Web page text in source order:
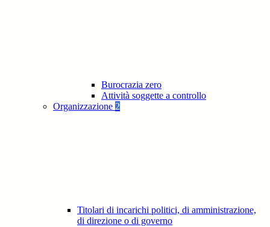
Burocrazia zero
Attività soggette a controllo
Organizzazione 2
Titolari di incarichi politici, di amministrazione,
di direzione o di governo